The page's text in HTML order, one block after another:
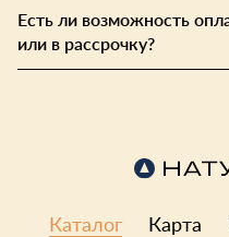
Есть ли возможность
или в рассрочку?
Каталог Карта